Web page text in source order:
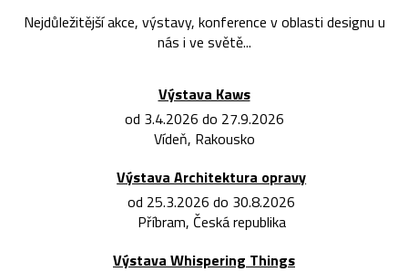
Nejdůležitější akce, výstavy, konference v oblasti designu u
nás i ve světě...
Výstava Kaws
od 3.4.2026 do 27.9.2026
Vídeň, Rakousko
Výstava Architektura opravy
od 25.3.2026 do 30.8.2026
Příbram, Česká republika
Výstava Whispering Things